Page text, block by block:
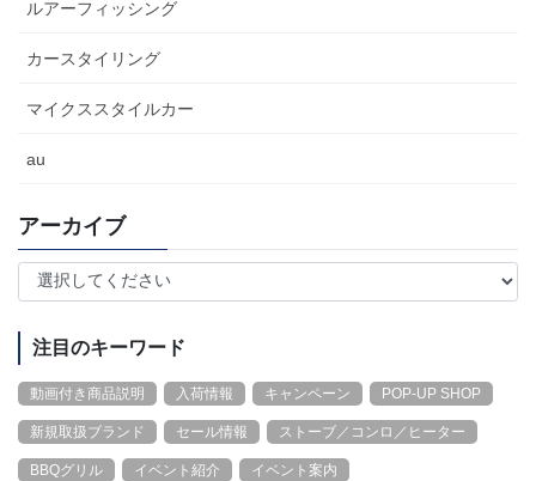
ルアーフィッシング
カースタイリング
マイクススタイルカー
au
アーカイブ
注目のキーワード
動画付き商品説明 入荷情報 キャンペーン POP-UP SHOP
新規取扱ブランド セール情報 ストーブ／コンロ／ヒーター
BBQグリル イベント紹介 イベント案内